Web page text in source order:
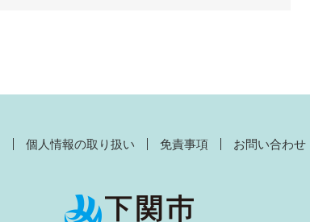
個人情報の取り扱い 免責事項 お問い合わせ